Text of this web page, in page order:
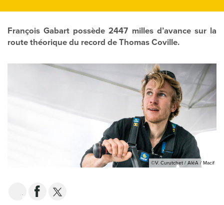
François Gabart possède 2447 milles d’avance sur la
route théorique du record de Thomas Coville.
©V. Curutchet / AléA / Macif
EMAIL